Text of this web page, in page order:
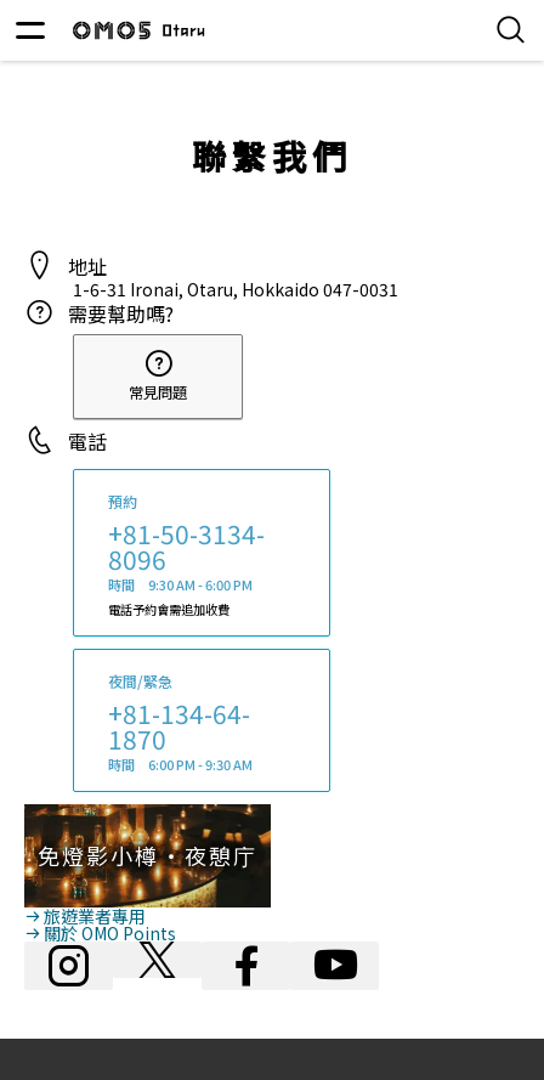
聯繫我們
地址
1-6-31 Ironai, Otaru, Hokkaido 047-0031
需要幫助嗎?
常見問題
電話
預約
+81-50-3134-
8096
時間 9:30 AM - 6:00 PM
電話予約會需追加收費
夜間/緊急
+81-134-64-
1870
時間 6:00 PM - 9:30 AM
免燈影小樽・夜憩庁
旅遊業者專用
關於 OMO Points